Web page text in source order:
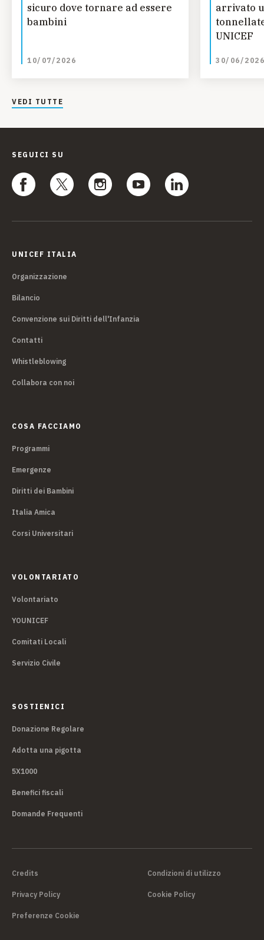
sicuro dove tornare ad essere
bambini
10/07/2026
arrivato
UNICEF
30/06/2026
VEDI TUTTE
SEGUICI SU
UNICEF ITALIA
Organizzazione
Bilancio
Convenzione sui Diritti dell'Infanzia
Contatti
Whistleblowing
Collabora con noi
COSA FACCIAMO
Programmi
Emergenze
Diritti dei Bambini
Italia Amica
Corsi Universitari
VOLONTARIATO
Volontariato
YOUNICEF
Comitati Locali
Servizio Civile
SOSTIENICI
Donazione Regolare
Adotta una pigotta
5X1000
Benefici fiscali
Domande Frequenti
Credits Condizioni di utilizzo
Privacy Policy Cookie Policy
Preferenze Cookie